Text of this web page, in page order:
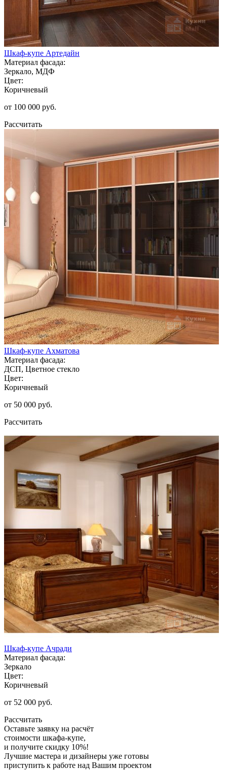
Шкаф-купе Артедайн
Материал фасада:
Зеркало, МДФ
Цвет:
Коричневый
от 100 000 руб.
Рассчитать
Шкаф-купе Ахматова
Материал фасада:
ДСП, Цветное стекло
Цвет:
Коричневый
от 50 000 руб.
Рассчитать
Шкаф-купе Ачради
Материал фасада:
Зеркало
Цвет:
Коричневый
от 52 000 руб.
Рассчитать
Оставьте заявку на расчёт
стоимости шкафа-купе,
и получите скидку 10%!
Лучшие мастера и дизайнеры уже готовы
приступить к работе над Вашим проектом